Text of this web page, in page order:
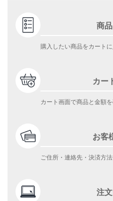
商
購入したい商品をカートに
カー
カート画面で商品と金額を
お客
ご住所・連絡先・決済方法
注